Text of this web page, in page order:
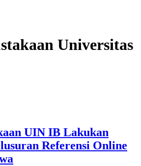
Universitas
UIN IB Lakukan
Referensi Online